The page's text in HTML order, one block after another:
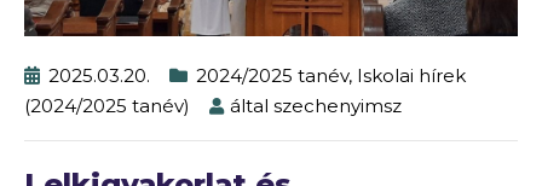
2025.03.20. 2024/2025 tanév, Iskolai hírek
(2024/2025 tanév)
által szechenyimsz